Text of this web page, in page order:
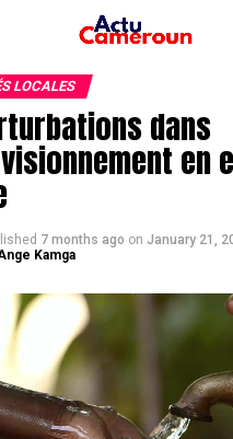
LOCALES
dans
en
7 months ago on January 21,
Kamga